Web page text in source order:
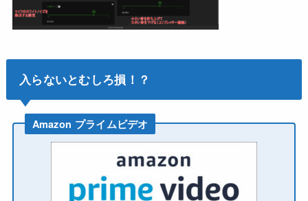
入らないとむしろ損！？
Amazon プライムビデオ